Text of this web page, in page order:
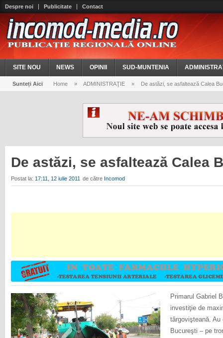
Despre noi Publicitate Contact
SITE NOU NEWS OPINII SUD-MUNTENIA
Sunteți Aici Home » ADMINISTRAŢIE » De astăzi, se asfaltează Calea
De astăzi, se asfaltează Calea
Postat la: 17:11, 12 iulie 2011 de către Incomod
Primarul Gabriel
investiţie de
târgovişteană. Au
Bucureşti – pe